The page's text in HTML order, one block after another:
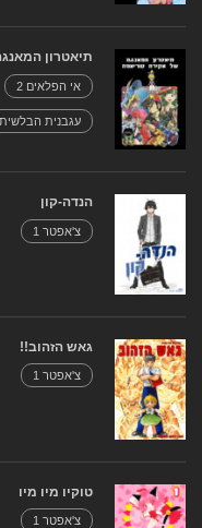
תיאטרון
אי הפלאים 2
עגבנית הבלשית
הנדה-קון
צ'אפטר 1
גאש הזהוב!!
צ'אפטר 1
טוקיו מיו מיו
צ'אפטר 1